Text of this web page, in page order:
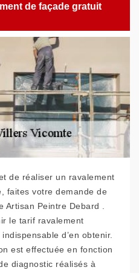
de façade gratuit
de réaliser un ravalement
faites votre demande de
Artisan Peintre Debard .
le tarif ravalement
d’en obtenir.
est effectuée en fonction
diagnostic réalisés à